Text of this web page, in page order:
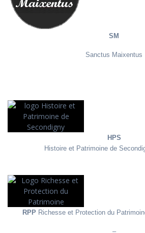
SM
Sanctus Maixentus
HPS
Histoire et Patrimoine de
RPP Richesse et Protection du
–